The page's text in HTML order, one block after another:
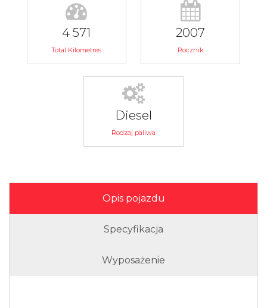
4 571
Total Kilometres
2007
Rocznik
Diesel
Rodzaj paliwa
Opis pojazdu
Specyfikacja
Wyposażenie